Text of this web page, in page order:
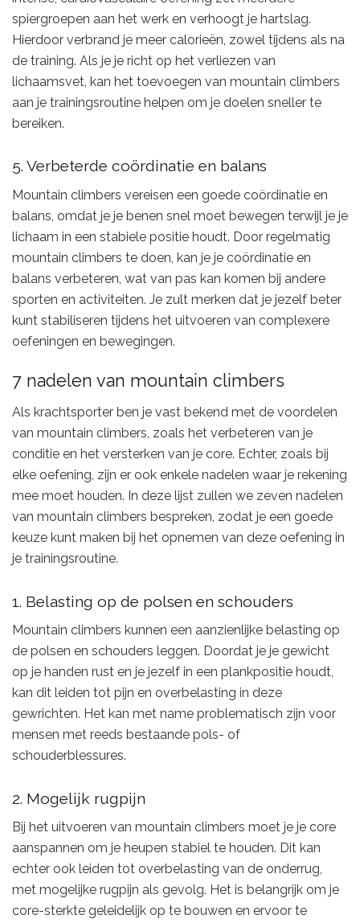
spiergroepen aan het werk en verhoogt je hartslag.
Hierdoor verbrand je meer calorieën, zowel tijdens als na
de training. Als je je richt op het verliezen van
lichaamsvet, kan het toevoegen van mountain climbers
aan je trainingsroutine helpen om je doelen sneller te
bereiken.
5. Verbeterde coördinatie en balans
Mountain climbers vereisen een goede coördinatie en
balans, omdat je je benen snel moet bewegen terwijl je je
lichaam in een stabiele positie houdt. Door regelmatig
mountain climbers te doen, kan je je coördinatie en
balans verbeteren, wat van pas kan komen bij andere
sporten en activiteiten. Je zult merken dat je jezelf beter
kunt stabiliseren tijdens het uitvoeren van complexere
oefeningen en bewegingen.
7 nadelen van mountain climbers
Als krachtsporter ben je vast bekend met de voordelen
van mountain climbers, zoals het verbeteren van je
conditie en het versterken van je core. Echter, zoals bij
elke oefening, zijn er ook enkele nadelen waar je rekening
mee moet houden. In deze lijst zullen we zeven nadelen
van mountain climbers bespreken, zodat je een goede
keuze kunt maken bij het opnemen van deze oefening in
je trainingsroutine.
1. Belasting op de polsen en schouders
Mountain climbers kunnen een aanzienlijke belasting op
de polsen en schouders leggen. Doordat je je gewicht
op je handen rust en je jezelf in een plankpositie houdt,
kan dit leiden tot pijn en overbelasting in deze
gewrichten. Het kan met name problematisch zijn voor
mensen met reeds bestaande pols- of
schouderblessures.
2. Mogelijk rugpijn
Bij het uitvoeren van mountain climbers moet je je core
aanspannen om je heupen stabiel te houden. Dit kan
echter ook leiden tot overbelasting van de onderrug,
met mogelijke rugpijn als gevolg. Het is belangrijk om je
core-sterkte geleidelijk op te bouwen en ervoor te